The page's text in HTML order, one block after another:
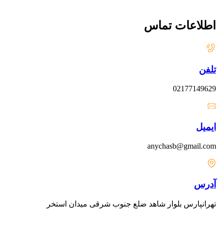
اطلاعات تماس
تلفن
02177149629
ایمیل
anychasb@gmail.com
آدرس
تهرانپارس بلوار شاهد ضلع جنوب شرقی میدان استخر